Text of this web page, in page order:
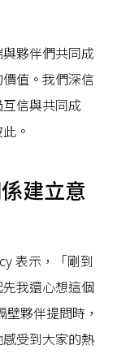
夥伴們共同成
值。我們深信
信與共同成
。
建立意
表示，「剛到
我還心想這個
夥伴提問時，
感受到大家的熱